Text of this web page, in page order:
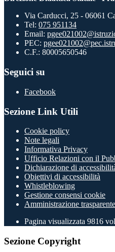
Via Carducci, 25 - 06061
Tel: 075 951134
Email:
PEC:
C.F.: 80005650546
Seguici su
Facebook
Sezione Link Utili
Cookie policy
Note legali
Informativa Privacy
Ufficio Relazioni con il
Dichiarazione di
Obiettivi di accessibilità
Whistleblowing
Gestione consensi cookie
Amministrazione trasparente
Pagina visualizzata 9816
Sezione Copyright